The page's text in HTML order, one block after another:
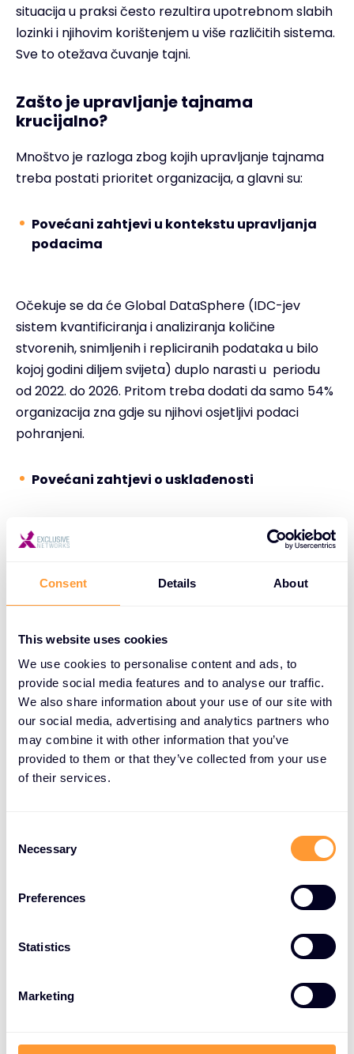
Consent Details About
This website uses cookies
We use cookies to personalise content and ads, to
provide social media features and to analyse our traffic.
We also share information about your use of our site with
our social media, advertising and analytics partners who
may combine it with other information that you’ve
provided to them or that they’ve collected from your use
of their services.
Necessary
Preferences
Statistics
Marketing
situacija u praksi često rezultira upotrebnom slabih
lozinki i njihovim korištenjem u više različitih sistema.
Sve to otežava čuvanje tajni.
Zašto je upravljanje tajnama
krucijalno?
Mnoštvo je razloga zbog kojih upravljanje tajnama
treba postati prioritet organizacija, a glavni su:
Povećani zahtjevi u kontekstu upravljanja
podacima
Očekuje se da će Global DataSphere (IDC-jev
sistem kvantificiranja i analiziranja količine
stvorenih, snimljenih i repliciranih podataka u bilo
kojoj godini diljem svijeta) duplo narasti u periodu
od 2022. do 2026. Pritom treba dodati da samo 54%
organizacija zna gdje su njihovi osjetljivi podaci
pohranjeni.
Povećani zahtjevi o usklađenosti
Broj zakona i regulacija o zaštiti podataka
podataka u oblaku nekriptirano.
39% ispitanika istaknulo je da je kompleksnost glavni
izvor problema prilikom zaštite podataka. 52%
podataka unutar organizacije je neklasificirano.
Povećane povrede zaštite podataka
Broj proboja u podatke i interne sisteme
organizacija raste, a pritom samo 53% organizacija
ima kontrolu nad enkripcijskim ključevima te pristup
kriptiranim podacima u oblaku.
Na sreću,
ima rješenje koje otklanja takve
Thales CipherTrust Secrets